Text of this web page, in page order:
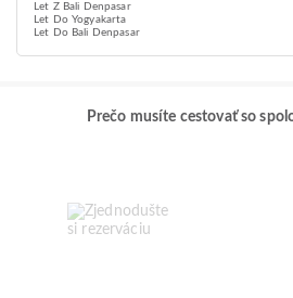
Let Z Bali Denpasar
Let Do Yogyakarta
Let Do Bali Denpasar
Prečo musíte cestovať so